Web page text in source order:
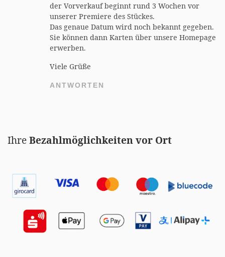
der Vorverkauf beginnt rund 3 Wochen vor
unserer Premiere des Stückes.
Das genaue Datum wird noch bekannt gegeben.
Sie können dann Karten über unsere Homepage
erwerben.
Viele Grüße
ANTWORTEN
IhreBezahlmöglichkeiten vor Ort